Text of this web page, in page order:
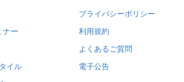
ナー
イル
プライバシーポリシー
利用規約
よくあるご質問
電子公告